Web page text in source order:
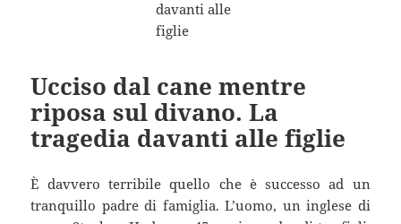
Ucciso dal cane mentre
riposa sul divano. La
tragedia davanti alle figlie
È davvero terribile quello che è successo ad un
tranquillo padre di famiglia. L’uomo, un inglese di